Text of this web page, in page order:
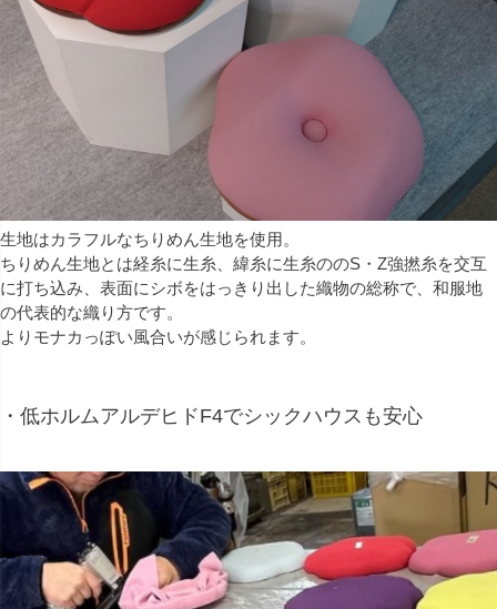
生地はカラフルなちりめん生地を使用。
ちりめん生地とは経糸に生糸、緯糸に生糸ののS・Z強撚糸を交互
に打ち込み、表面にシボをはっきり出した織物の総称で、和服地
の代表的な織り方です。
よりモナカっぽい風合いが感じられます。
・低ホルムアルデヒドF4でシックハウスも安心